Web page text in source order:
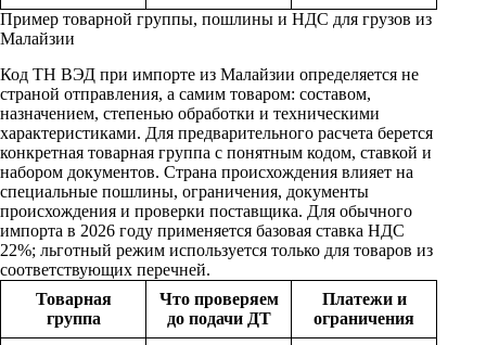
Пример товарной группы, пошлины и НДС для грузов из
Малайзии
Код ТН ВЭД при импорте из Малайзии определяется не
страной отправления, а самим товаром: составом,
назначением, степенью обработки и техническими
характеристиками. Для предварительного расчета берется
конкретная товарная группа с понятным кодом, ставкой и
набором документов. Страна происхождения влияет на
специальные пошлины, ограничения, документы
происхождения и проверки поставщика. Для обычного
импорта в 2026 году применяется базовая ставка НДС
22%; льготный режим используется только для товаров из
соответствующих перечней.
Товарная
группа
Что проверяем
до подачи ДТ
Платежи и
ограничения